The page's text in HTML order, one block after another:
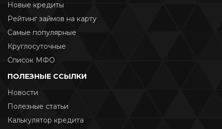
Новые кредиты
Рейтинг займов на карту
Самые популярные
Круглосуточные
Список МФО
ПОЛЕЗНЫЕ ССЫЛКИ
Новости
Полезные статьи
Калькулятор кредита